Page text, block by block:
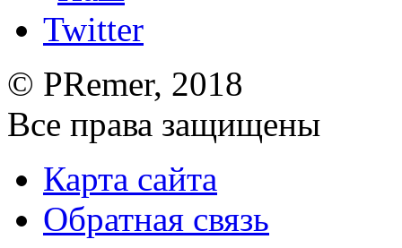
© PRemer, 2018
Все права защищены
Карта сайта
Обратная связь